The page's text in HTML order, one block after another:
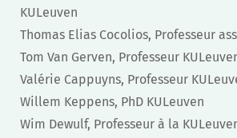
KULeuven
Thomas Elias Cocolios, Professeur
Tom Van Gerven, Professeur
Valérie Cappuyns, Professeur
Willem Keppens, PhD KULeuven
Wim Dewulf, Professeur à la